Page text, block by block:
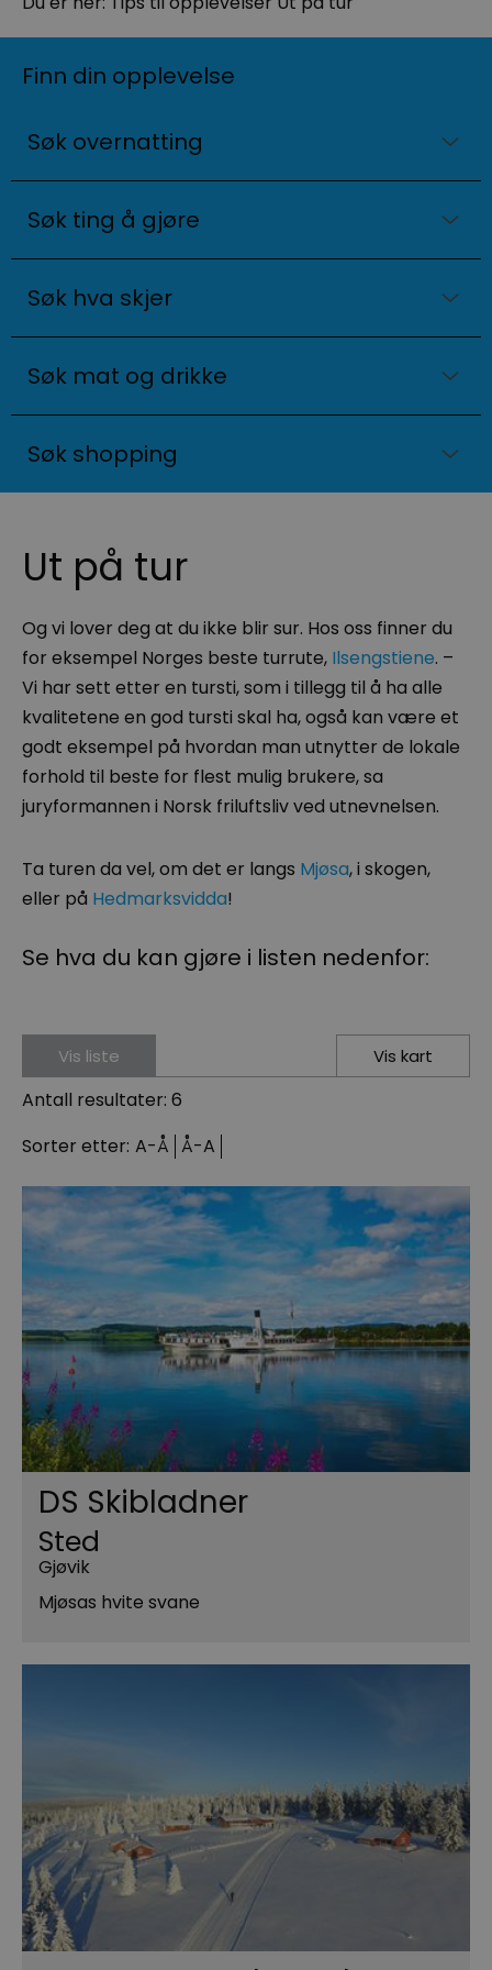
Finn din opplevelse
Søk overnatting
Søk ting å gjøre
Søk hva skjer
Søk mat og drikke
Søk shopping
Ut på tur
Og vi lover deg at du ikke blir sur. Hos oss finner du
for eksempel Norges beste turrute, Ilsengstiene. –
Vi har sett etter en tursti, som i tillegg til å ha alle
kvalitetene en god tursti skal ha, også kan være et
godt eksempel på hvordan man utnytter de lokale
forhold til beste for flest mulig brukere, sa
juryformannen i Norsk friluftsliv ved utnevnelsen.
Ta turen da vel, om det er langs Mjøsa, i skogen,
eller på Hedmarksvidda!
Se hva du kan gjøre i listen nedenfor:
Vis liste Vis kart
Antall resultater: 6
Sorter etter: A-Å Å-A
DS Skibladner
Sted
Gjøvik
Mjøsas hvite svane